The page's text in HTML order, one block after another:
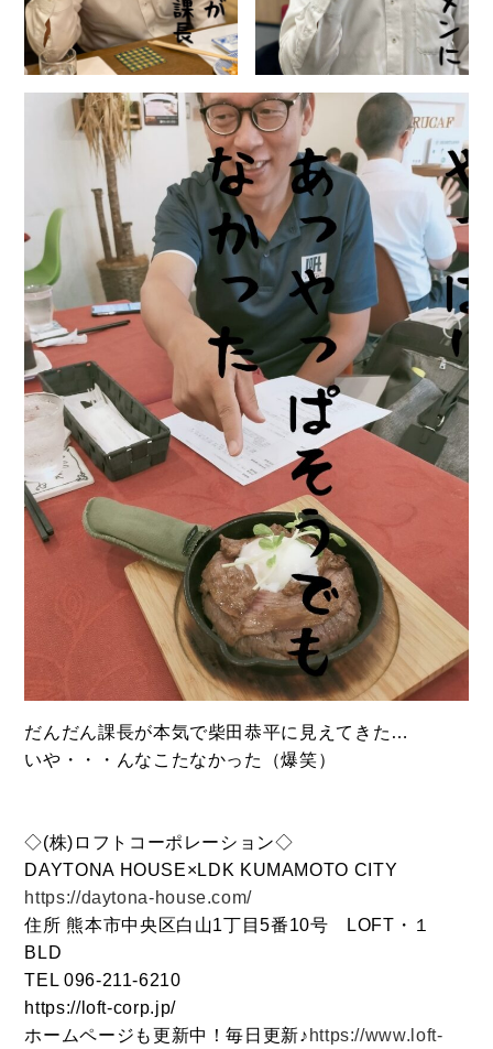
CONTACT お問い合わせ
コンタクトフォームからお問い合わせ
LINEでお問い合わせ
096-211-6210 受付時間 / 10:00~18:00
だんだん課長が本気で柴田恭平に見えてきた…
いや・・・んなこたなかった（爆笑）
◇(株)ロフトコーポレーション◇
DAYTONA HOUSE×LDK KUMAMOTO CITY
https://daytona-house.com/
住所 熊本市中央区白山1丁目5番10号 LOFT・１
BLD
TEL 096-211-6210
https://loft-corp.jp/
ホームページも更新中！毎日更新♪ https://www.loft-